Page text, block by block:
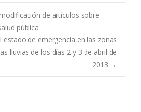
de
de artículos sobre
pública
estado de emergencia en las zonas
lluvias de los días 2 y 3 de abril de
2013 →